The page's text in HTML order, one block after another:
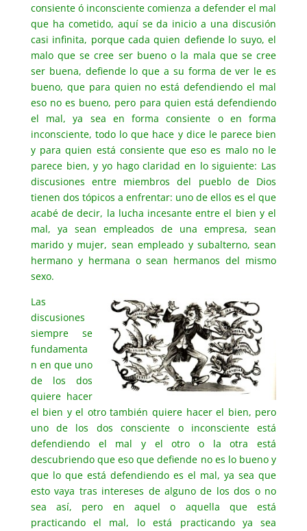
consiente ó inconsciente comienza a defender el mal
que ha cometido, aquí se da inicio a una discusión
casi infinita, porque cada quien defiende lo suyo, el
malo que se cree ser bueno o la mala que se cree
ser buena, defiende lo que a su forma de ver le es
bueno, que para quien no está defendiendo el mal
eso no es bueno, pero para quien está defendiendo
el mal, ya sea en forma consiente o en forma
inconsciente, todo lo que hace y dice le parece bien
y para quien está consiente que eso es malo no le
parece bien, y yo hago claridad en lo siguiente: Las
discusiones entre miembros del pueblo de Dios
tienen dos tópicos a enfrentar: uno de ellos es el que
acabé de decir, la lucha incesante entre el bien y el
mal, ya sean empleados de una empresa, sean
marido y mujer, sean empleado y subalterno, sean
hermano y hermana o sean hermanos del mismo
sexo.
Las
discusiones
siempre se
fundamenta
n en que uno
de los dos
quiere hacer
el bien y el otro también quiere hacer el bien, pero
uno de los dos consciente o inconsciente está
defendiendo el mal y el otro o la otra está
descubriendo que eso que defiende no es lo bueno y
que lo que está defendiendo es el mal, ya sea que
esto vaya tras intereses de alguno de los dos o no
sea así, pero en aquel o aquella que está
practicando el mal, lo está practicando ya sea